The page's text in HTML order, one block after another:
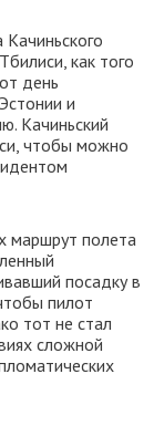
как того
день
и
Качиньский
чтобы можно
маршрут полета
посадку в
пилот
тот не стал
сложной